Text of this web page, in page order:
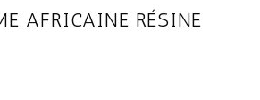
AFRICAINE RÉSINE